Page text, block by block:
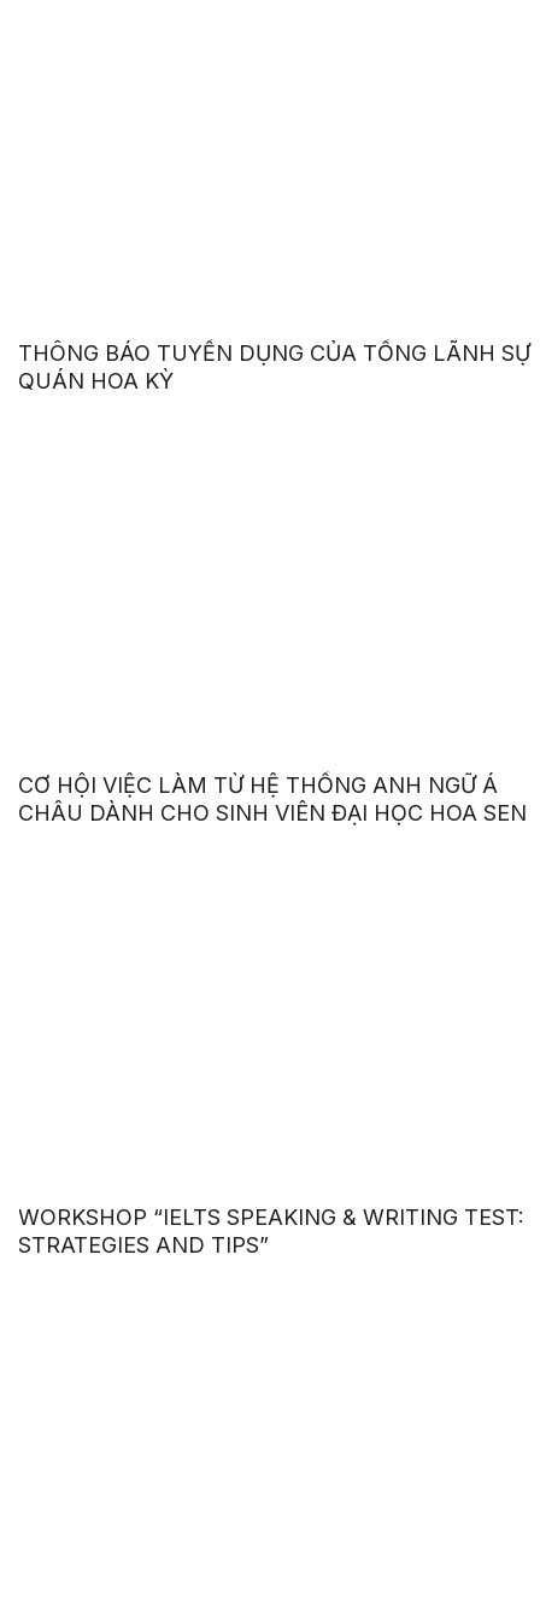
THÔNG BÁO TUYỂN DỤNG CỦA TỔNG LÃNH SỰ
QUÁN HOA KỲ
CƠ HỘI VIỆC LÀM TỪ HỆ THỐNG ANH NGỮ Á
CHÂU DÀNH CHO SINH VIÊN ĐẠI HỌC HOA SEN
WORKSHOP “IELTS SPEAKING & WRITING TEST:
STRATEGIES AND TIPS”